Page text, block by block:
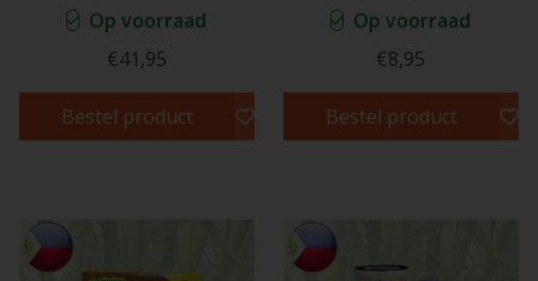
Op voorraad
€41,95
Bestel product
Op voorraad
€8,95
Bestel product